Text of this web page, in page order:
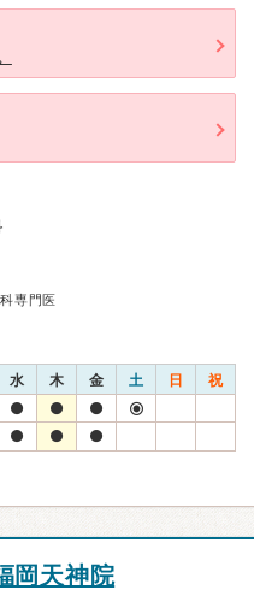
専門医
水 木 金 土 日 祝
岡天神院